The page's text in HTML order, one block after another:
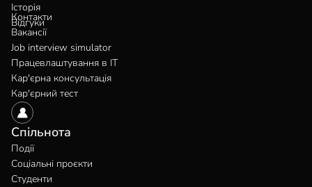
Спільнота
Події
Соціальні проєкти
Студенти
Історія
Відгуки
Контакти
Вакансії
Job interview simulator
Працевлаштування в IT
Кар'єрна консультація
Кар'єрний тест